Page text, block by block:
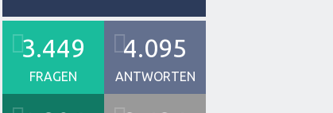
3.449
FRAGEN
4.095
ANTWORTEN